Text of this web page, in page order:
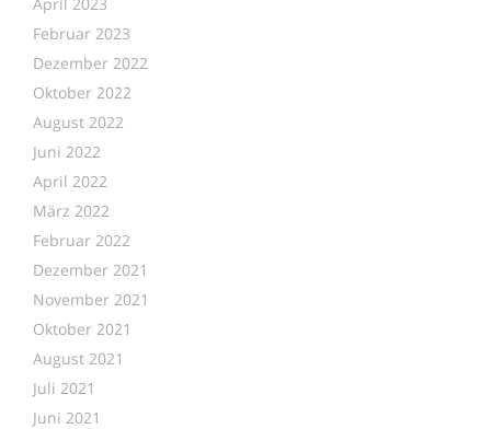
Februar 2023
Dezember 2022
Oktober 2022
August 2022
Juni 2022
April 2022
März 2022
Februar 2022
Dezember 2021
November 2021
Oktober 2021
August 2021
Juli 2021
Juni 2021